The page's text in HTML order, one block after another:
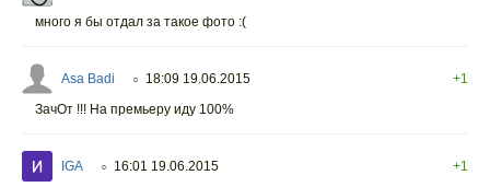
много я бы отдал за такое фото :(
Asa Badi ○ 18:09 19.06.2015
+1
ЗачОт !!! На премьеру иду 100%
IGA ○ 16:01 19.06.2015
+1